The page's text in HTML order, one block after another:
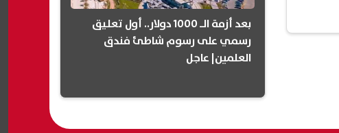
بعد أزمة الـ 1000 دولار.. أول تعليق
رسمي على رسوم شاطئ فندق
العلمين| عاجل